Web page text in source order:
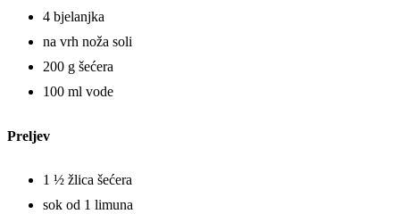
4 bjelanjka
na vrh noža soli
200 g šećera
100 ml vode
Preljev
1 ½ žlica šećera
sok od 1 limuna